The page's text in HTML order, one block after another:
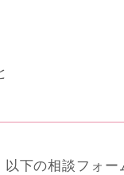
下の相談フォー